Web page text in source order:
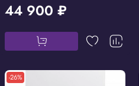
44 900 ₽
-26%